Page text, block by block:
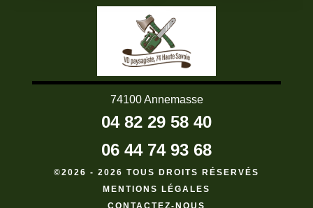
74100 Annemasse
04 82 29 58 40
06 44 74 93 68
©2026 - 2026 TOUS DROITS RÉSERVÉS
MENTIONS LÉGALES
CONTACTEZ-NOUS